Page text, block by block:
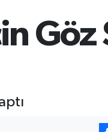
6660.55
%0.03
BİST100
13.779
%-14
Göz